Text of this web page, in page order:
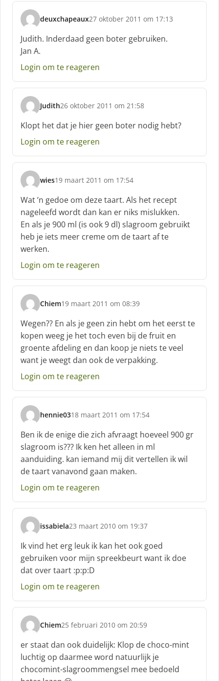
f
:
deuxchapeaux
s
c
h
r
e
f
27 oktober 2011 om 17:13
Judith. Inderdaad geen boter gebruiken.
Jan A.
Login om te reageren
Judith
s
c
h
r
e
f
:
26 oktober 2011 om 21:58
Klopt het dat je hier geen boter nodig hebt?
Login om te reageren
wies
s
c
h
r
e
e
f
19 maart 2011 om 17:54
Wat ’n gedoe om deze taart. Als het recept
nageleefd wordt dan kan er niks mislukken.
En als je 900 ml (is ook 9 dl) slagroom gebruikt
heb je iets meer creme om de taart af te
werken.
Login om te reageren
Chiem
s
c
h
r
e
e
:
19 maart 2011 om 08:39
Wegen?? En als je geen zin hebt om het eerst te
kopen weeg je het toch even bij de fruit en
groente afdeling en dan koop je niets te veel
want je weegt dan ook de verpakking.
Login om te reageren
hennie03
s
c
h
r
e
e
:
18 maart 2011 om 17:54
Ben ik de enige die zich afvraagt hoeveel 900 gr
slagroom is??? Ik ken het alleen in ml
aanduiding. kan iemand mij dit vertellen ik wil
de taart vanavond gaan maken.
Login om te reageren
issabiela
s
c
h
r
e
e
:
23 maart 2010 om 19:37
Ik vind het erg leuk ik kan het ook goed
gebruiken voor mijn spreekbeurt want ik doe
dat over taart :p:p:D
Login om te reageren
Chiem
s
h
r
e
25 februari 2010 om 20:59
er staat dan ook duidelijk: Klop de choco-mint
luchtig op daarmee word natuurlijk je
chocomint-slagroommengsel mee bedoeld